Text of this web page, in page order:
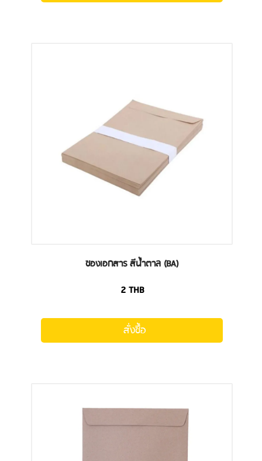
ซองเอกสาร สีน้ำตาล (BA)
2 THB
สั่งซื้อ